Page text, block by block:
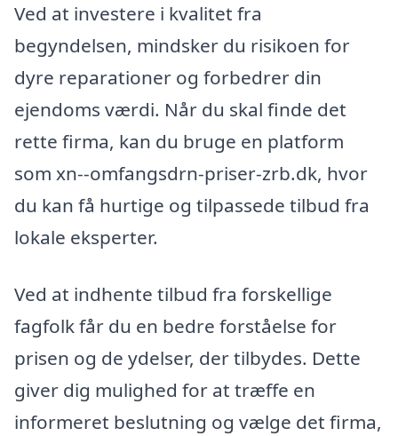
Ved at investere i kvalitet fra
begyndelsen, mindsker du risikoen for
dyre reparationer og forbedrer din
ejendoms værdi. Når du skal finde det
rette firma, kan du bruge en platform
som xn--omfangsdrn-priser-zrb.dk, hvor
du kan få hurtige og tilpassede tilbud fra
lokale eksperter.
Ved at indhente tilbud fra forskellige
fagfolk får du en bedre forståelse for
prisen og de ydelser, der tilbydes. Dette
giver dig mulighed for at træffe en
informeret beslutning og vælge det firma,